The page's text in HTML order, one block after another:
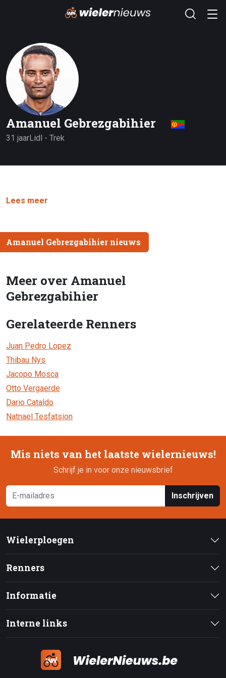
Amanuel Gebrezgabihier
31 jaarLidl - Trek
Lees meer
Amanuel Gebrezgabihier nieuws
Meer over Amanuel
Gebrezgabihier
Gerelateerde Renners
Juan Pedro Lopez
Thibau Nys
Jacopo Mosca
Otto Vergaerde
Dario Cataldo
Natnael Tesfatsion
Mis niets van het laatste wielernieuws!
Schrijf je in voor onze nieuwsbrief
Inschrijven
Wielerploegen
Renners
Informatie
Interne links